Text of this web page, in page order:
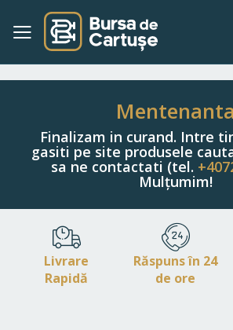
Navigați
Conținut
Mentenanta
Finalizam in curand. Intre
gasiti pe site produsele
sa ne contactati (tel.
Mulțumim!
Livrare
Rapidă
Răspuns în 24
de ore